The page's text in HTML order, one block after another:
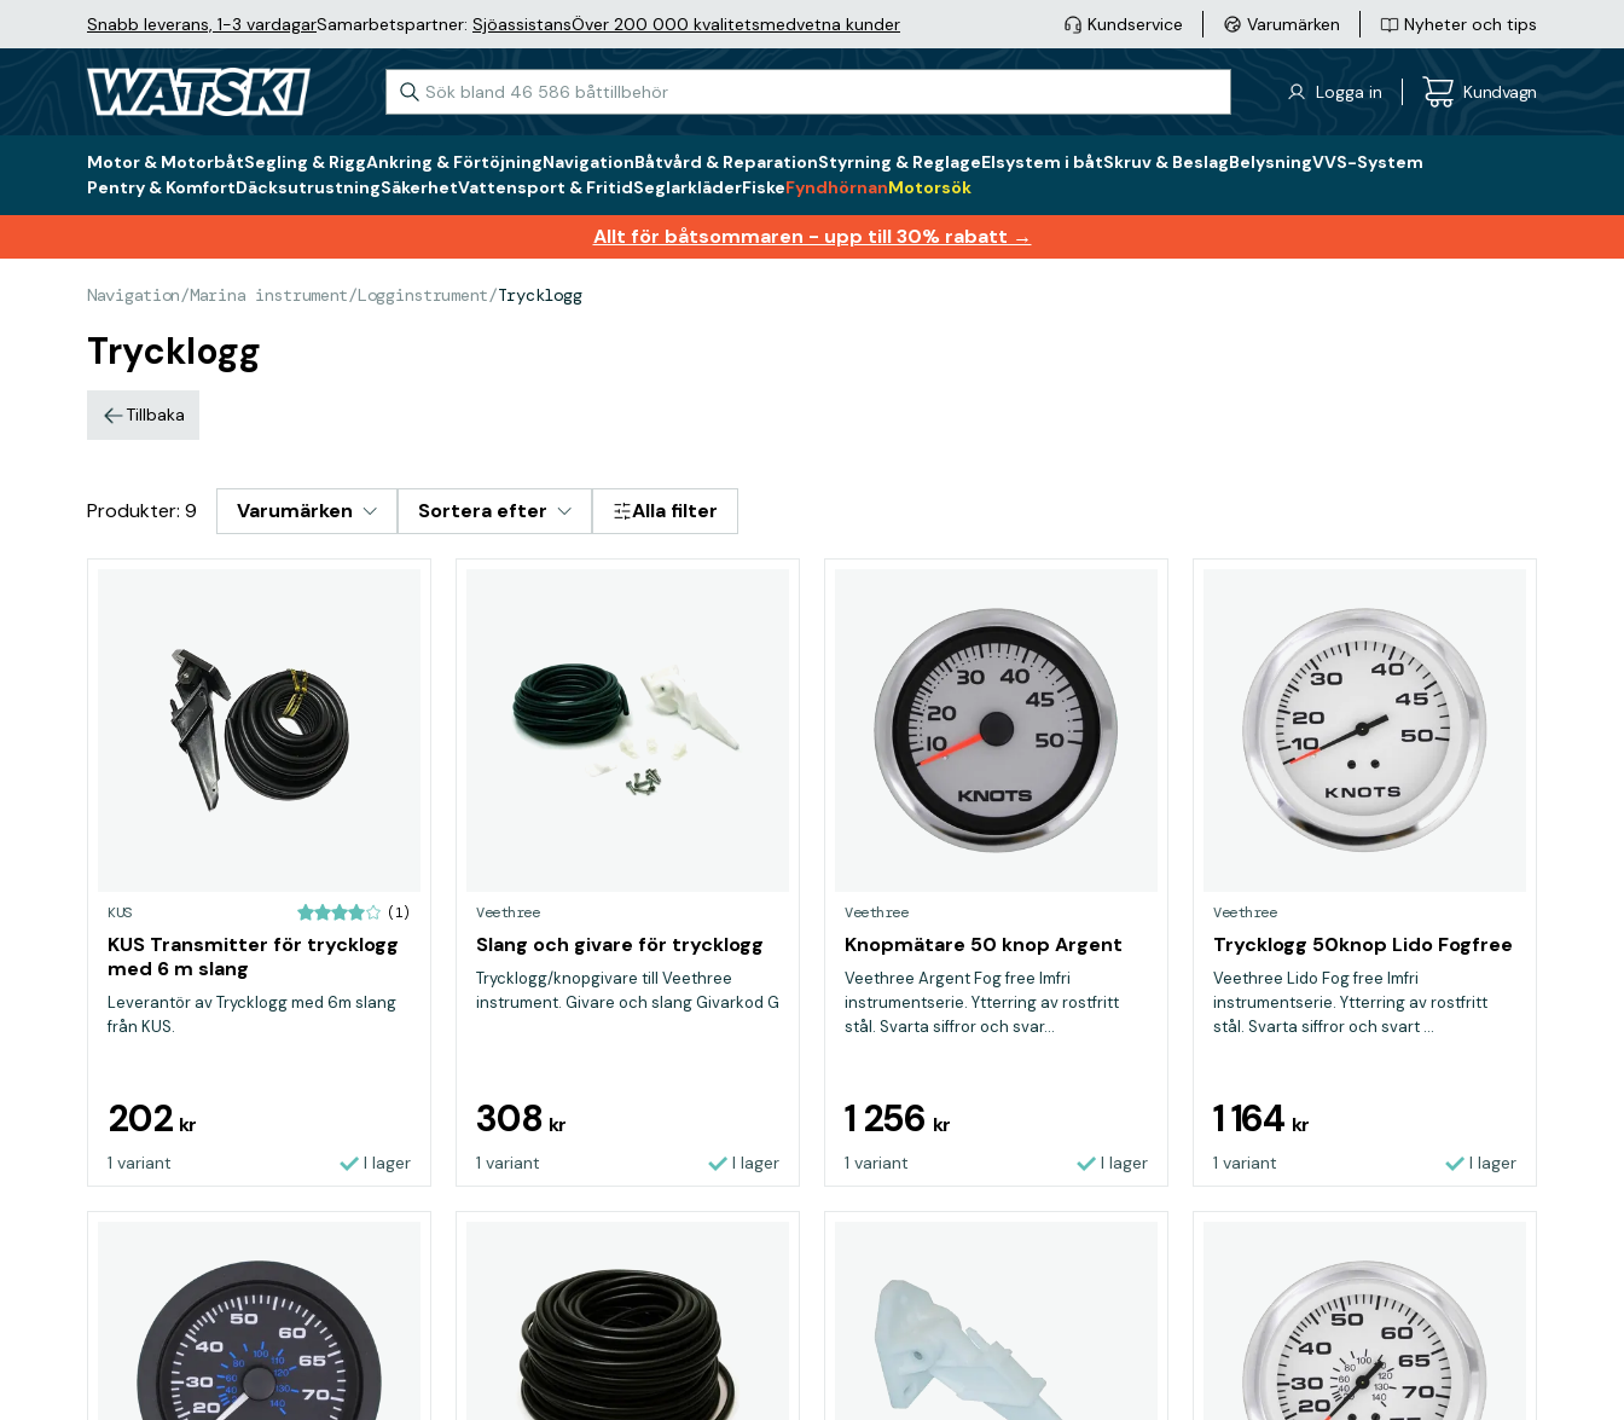
Snabb leverans, 1-3 vardagarSamarbetspartner: SjöassistansÖver 200 000 kvalitetsmedvetna kunder Kundservice Varumärken Nyheter och tips
Logga in Kundvagn
Motor & MotorbåtSegling & RiggAnkring & FörtöjningNavigationBåtvård & ReparationStyrning & ReglageElsystem i båtSkruv & BeslagBelysningVVS-System
Pentry & KomfortDäcksutrustningSäkerhetVattensport & FritidSeglarkläderFiskeFyndhörnanMotorsök
Allt för båtsommaren - upp till 30% rabatt →
Navigation/Marina instrument/Logginstrument/Trycklogg
Trycklogg
Tillbaka
Produkter: 9 Varumärken Sortera efter Alla filter
KUS (1)
KUS Transmitter för trycklogg
med 6 m slang
Leverantör av Trycklogg med 6m slang
från KUS.
202 kr
1 variant I lager
Veethree
Slang och givare för trycklogg
Trycklogg/knopgivare till Veethree
instrument. Givare och slang Givarkod G
308 kr
1 variant I lager
Veethree
Knopmätare 50 knop Argent
Veethree Argent Fog free Imfri
instrumentserie. Ytterring av rostfritt
stål. Svarta siffror och svar...
1 256 kr
1 variant I lager
Veethree
Trycklogg 50knop Lido Fogfree
Veethree Lido Fog free Imfri
instrumentserie. Ytterring av rostfritt
stål. Svarta siffror och svart ...
1 164 kr
1 variant I lager